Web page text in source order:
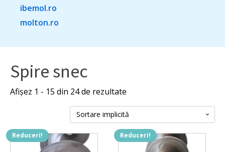
ibemol.ro
molton.ro
Spire snec
Afișez 1 - 15 din 24 de rezultate
Reduceri! Reduceri!